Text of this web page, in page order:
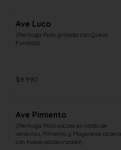
Ave Luco
(Pechuga Pollo grillada con Queso
Fundido)
$8.990
Ave Pimiento
(Pechuga Pollo cocida en caldo de
verduras, Pimiento y Mayonesa casera
con huevo pasteurizado)